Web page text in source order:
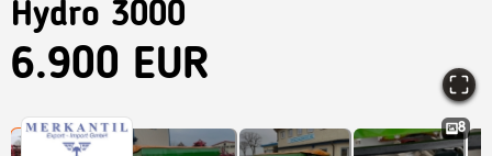
Hydro 3000
6.900 EUR
8